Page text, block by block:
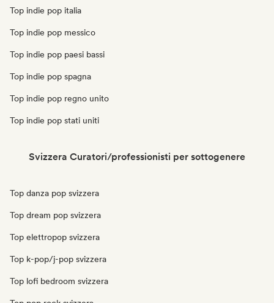
Top indie pop italia
Top indie pop messico
Top indie pop paesi bassi
Top indie pop spagna
Top indie pop regno unito
Top indie pop stati uniti
Svizzera Curatori/professionisti per sottogenere
Top danza pop svizzera
Top dream pop svizzera
Top elettropop svizzera
Top k-pop/j-pop svizzera
Top lofi bedroom svizzera